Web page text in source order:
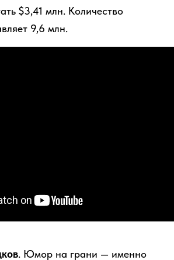
$3,41 млн. Количество
9,6 млн.
. Юмор на грани — именно